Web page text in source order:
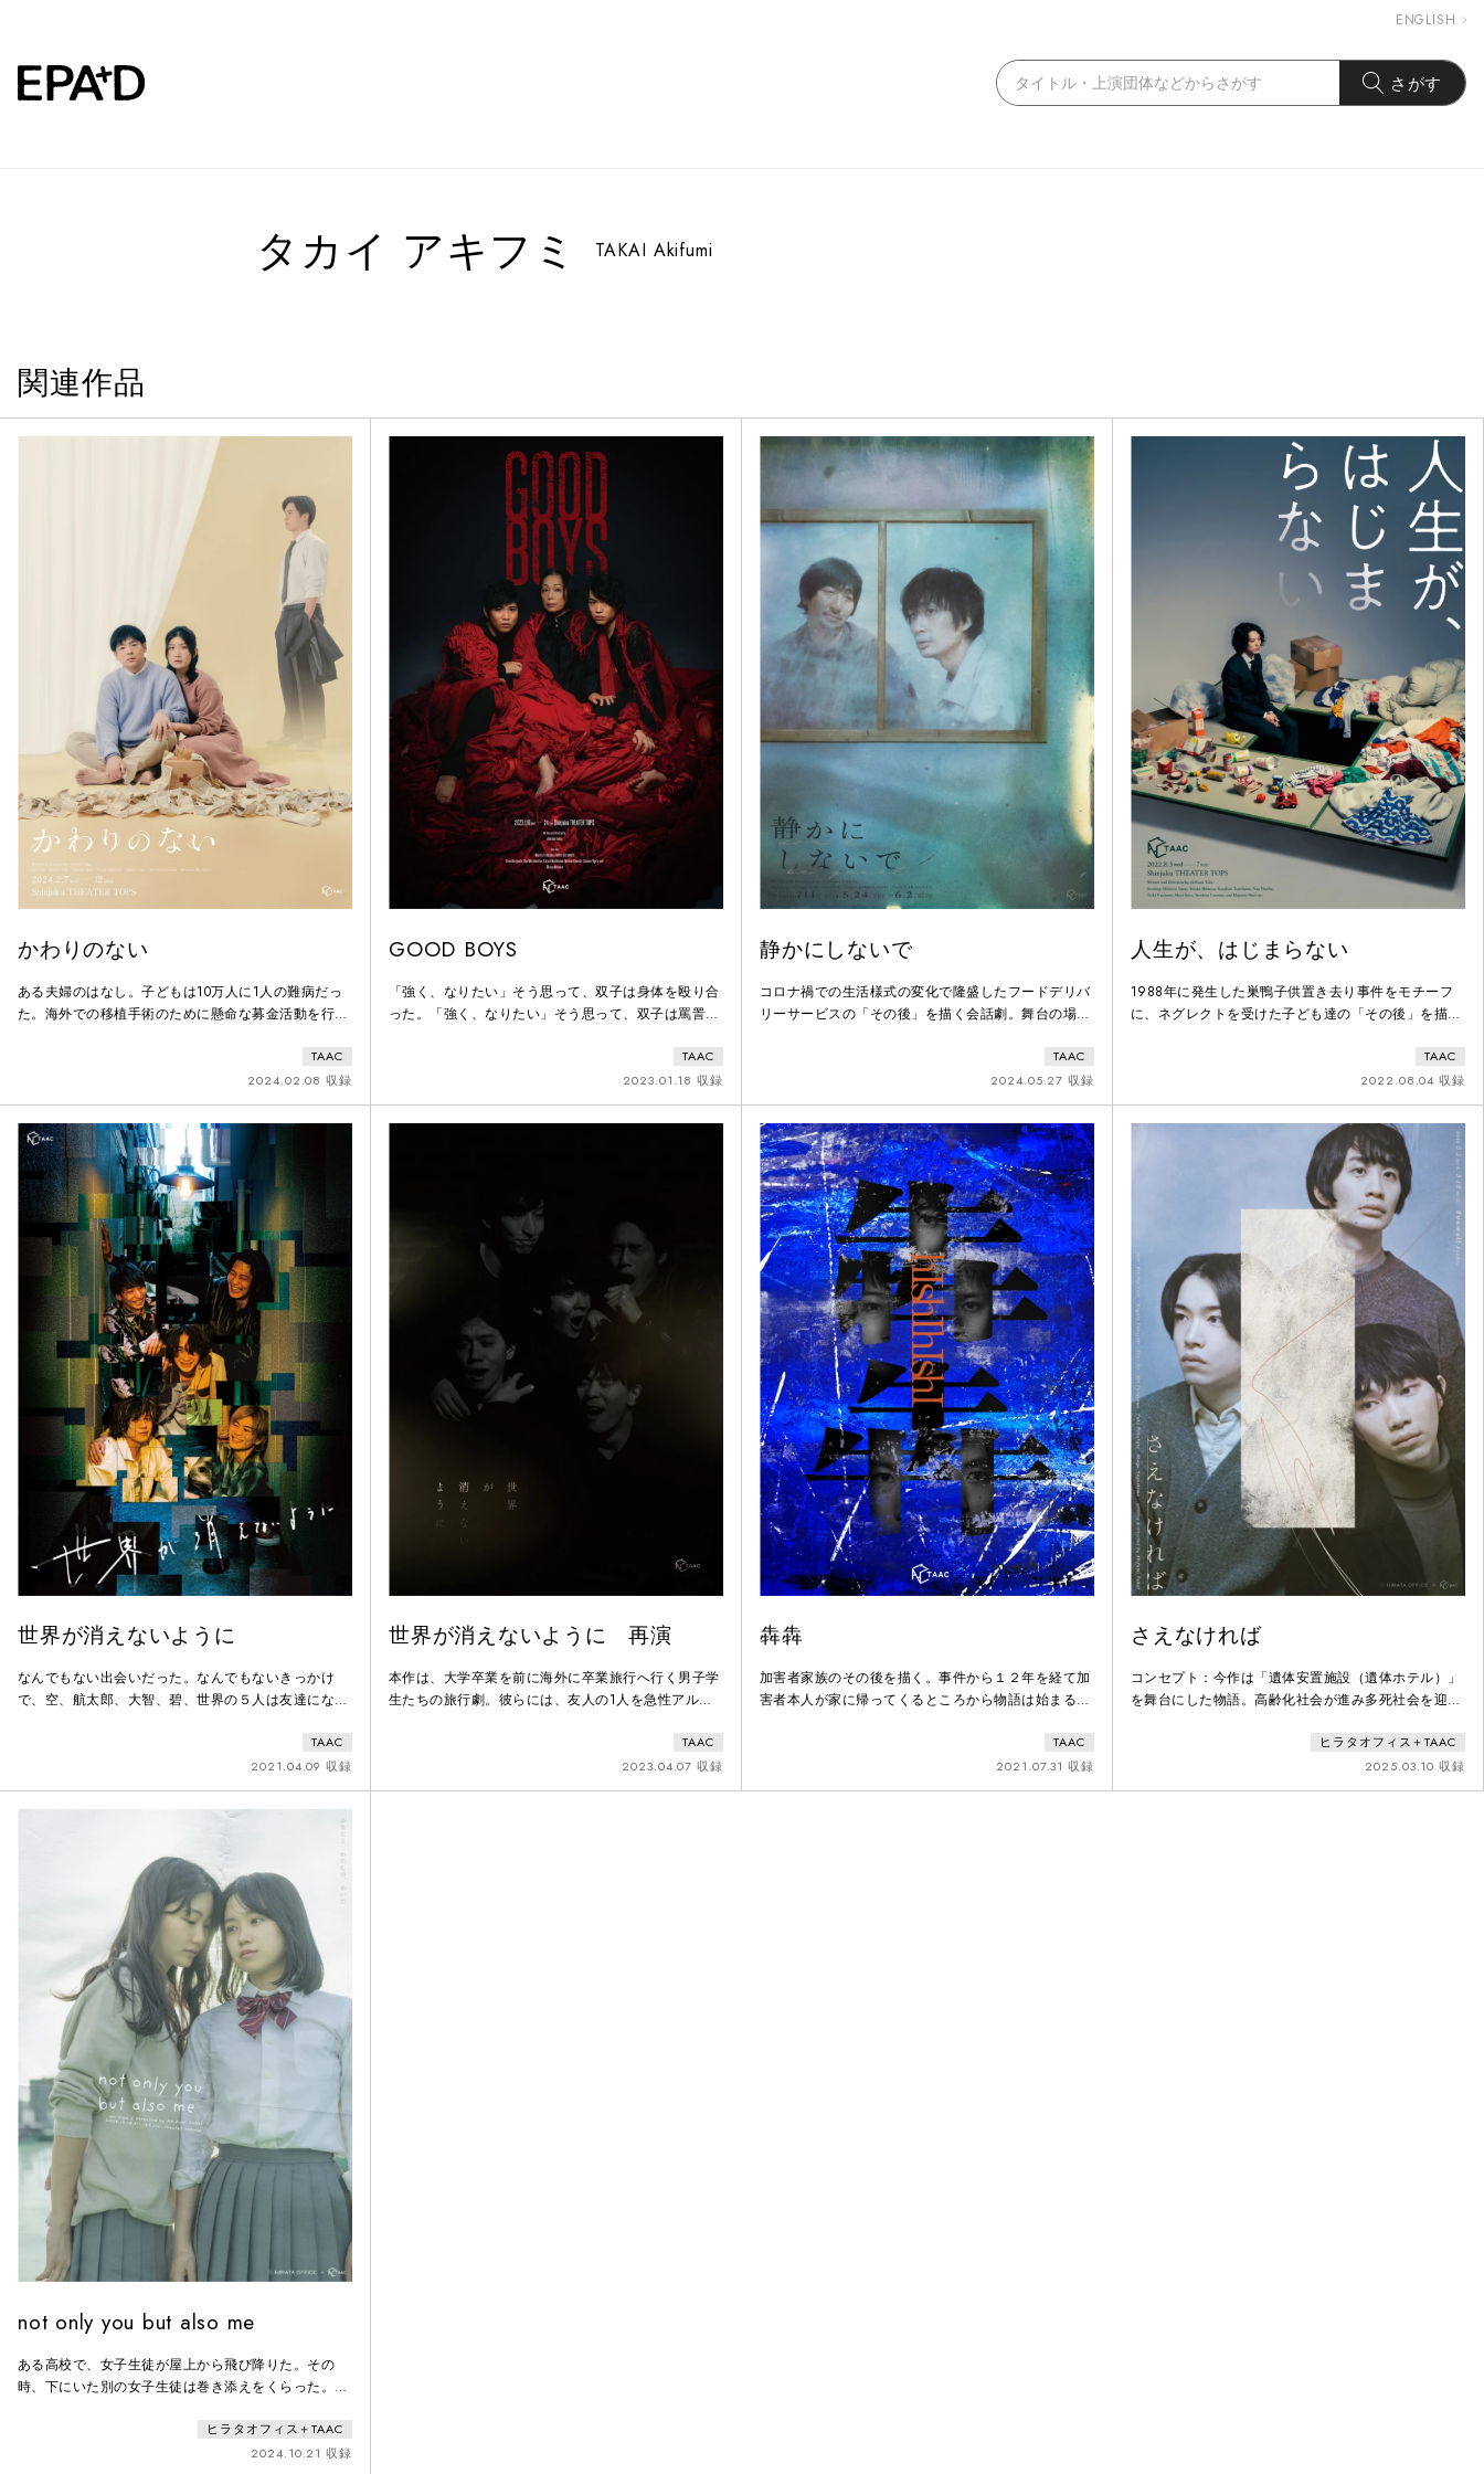
ENGLISH
さがす
タカイ アキフミ TAKAI Akifumi
関連作品
かわりのない
ある夫婦のはなし。子どもは10万人に1人の難病だっ
た。海外での移植手術のために懸命な募金活動を行っ
た。しばらくして。夫が妻に必要なくなったはずの募
金活動を持ちかける。またしばらくして。ようやく目
標額に達したその日。2人のもとに子どもが逃げ込ん
でくる。そこから事態は大きく変化していって･･･。
TAAC
2024.02.08 収録
GOOD BOYS
「強く、なりたい」そう思って、双子は身体を殴り合
った。「強く、なりたい」そう思って、双子は罵詈雑
双子は大人よりも賢くなった。これは、双子の少年た
ちが過ごした日々の記録。「強く、なりたい」そう願
った彼ら 2 人の行く先は...。
TAAC
2023.01.18 収録
静かにしないで
コロナ禍での生活様式の変化で隆盛したフードデリバ
リーサービスの「その後」を描く会話劇。舞台の場は
の介入が少なく、私たちが目を向けることがあまりな
い場所だ。また、今作ではトゥレット症の人物が登場
する。トゥレット症も、社会にまだ実態が認知されて
いない。日常では触れる機会の少ないゴーストレスト
ランやトゥレット症に演劇が目を向け、他者に寛容的
な社会を目指す。
TAAC
2024.05.27 収録
人生が、はじまらない
1988年に発生した巣鴨子供置き去り事件をモチーフ
に、ネグレクトを受けた子ども達の「その後」を描
材にもなったことから、ネグレクトが社会問題として
認知されるようになった。当時の子供たちが大人にな
って、今どんな日々を送っているのだろうか。「その
時」は話題になる。しかし、当事者たちの人生は「そ
の後」も続く。TAACは、演劇を通して彼らの「その
TAAC
2022.08.04 収録
世界が消えないように
なんでもない出会いだった。なんでもないきっかけ
で、空、航太郎、大智、碧、世界の５人は友達になっ
いた。しかし、大学３年生の春、世界が死んだ。世界
の死を機に他の４人の関係性と大学生活は変わってい
った。そして、世界の死から２年。４人は卒業旅行で
ロサンゼルスに行く。そこで、世界の姿を目撃する。
それをきっかけに彼らが抱える問題が溢れ出てき
TAAC
2021.04.09 収録
世界が消えないように 再演
本作は、大学卒業を前に海外に卒業旅行へ行く男子学
生たちの旅行劇。彼らには、友人の1人を急性アルコ
た罪悪感によって彼らは絆を深めてきたのだが、その
絆は友情なのか友情とはまた別のものなのか、そして
彼らの絆は卒業とコロナ禍を機に消えてしまうのか。
TAAC
2023.04.07 収録
犇犇
加害者家族のその後を描く。事件から１２年を経て加
害者本人が家に帰ってくるところから物語は始まる。
き、崩壊していくのかということを通して、家族の営
みについて考えさせるきっかけとしたい。また、コロ
ナ禍によってわれわれの日常／営みにひしひしと迫り
TAAC
2021.07.31 収録
さえなければ
コンセプト：今作は「遺体安置施設（遺体ホテル）」
を舞台にした物語。⾼齢化社会が進み多死社会を迎え
フォーカスを当て【いま】を切り取り描く。あらす
じ：ある住宅街で、自治体による遺体ホテルの運営が
始まった。現在もなお、職員と施設に反対する近隣住
ヒラタオフィス＋TAAC
2025.03.10 収録
not only you but also me
ある高校で、女子生徒が屋上から飛び降りた。その
時、下にいた別の女子生徒は巻き添えをくらった。ふ
徒の母親や教師たちが、責任の所在について本人不在
のまま激論を交わしている。生徒/教師/親それぞれの
ヒラタオフィス＋TAAC
2024.10.21 収録